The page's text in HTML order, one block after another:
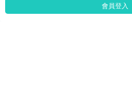
會員登入